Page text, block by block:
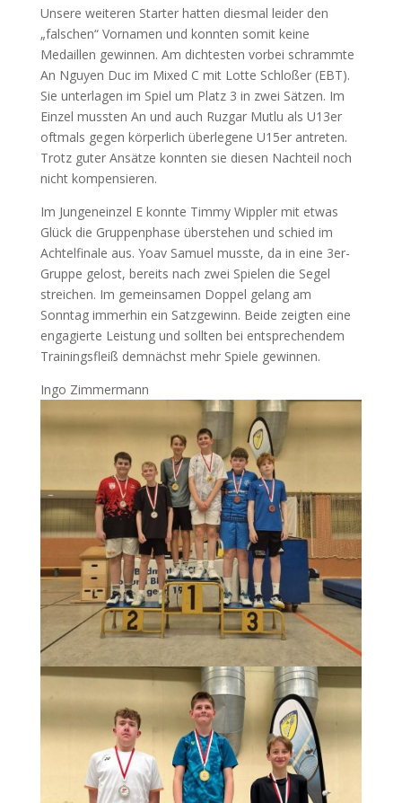
Unsere weiteren Starter hatten diesmal leider den
„falschen“ Vornamen und konnten somit keine
Medaillen gewinnen. Am dichtesten vorbei schrammte
An Nguyen Duc im Mixed C mit Lotte Schloßer (EBT).
Sie unterlagen im Spiel um Platz 3 in zwei Sätzen. Im
Einzel mussten An und auch Ruzgar Mutlu als U13er
oftmals gegen körperlich überlegene U15er antreten.
Trotz guter Ansätze konnten sie diesen Nachteil noch
nicht kompensieren.
Im Jungeneinzel E konnte Timmy Wippler mit etwas
Glück die Gruppenphase überstehen und schied im
Achtelfinale aus. Yoav Samuel musste, da in eine 3er-
Gruppe gelost, bereits nach zwei Spielen die Segel
streichen. Im gemeinsamen Doppel gelang am
Sonntag immerhin ein Satzgewinn. Beide zeigten eine
engagierte Leistung und sollten bei entsprechendem
Trainingsfleiß demnächst mehr Spiele gewinnen.
Ingo Zimmermann